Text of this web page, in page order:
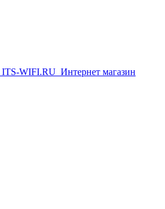
Интернет магазин